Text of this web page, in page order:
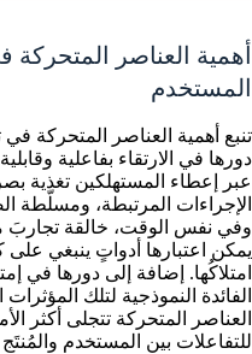
أهمية العناصر
المستخدم
تنبع أهمية العناصر المتحركة
دورها في الارتقاء بفاعلية
عبر إعطاء المستهلكين تغذية
الإجراءات المرتبطة، ومسلّطة
وفي نفس الوقت، خالقة تجاربَ
يمكن اعتبارها أدواتٍ ينبغي على
امتلاكُها. إضافة إلى دورها في
الفائدة النموذجية لتلك
العناصر المتحركة تتجلى أكثر
للتفاعلات بين المستخدم